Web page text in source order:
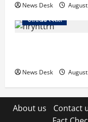
News Desk
उत्तराखंड स्पेशल
News Desk
About us Contact